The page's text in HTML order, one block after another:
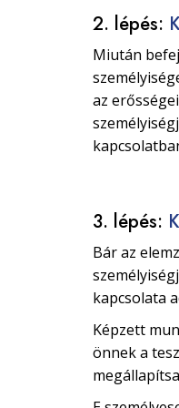
2. lépés:
Miután
az
3. lépés:
Bár az
kapcsolata
Képzett
önnek a